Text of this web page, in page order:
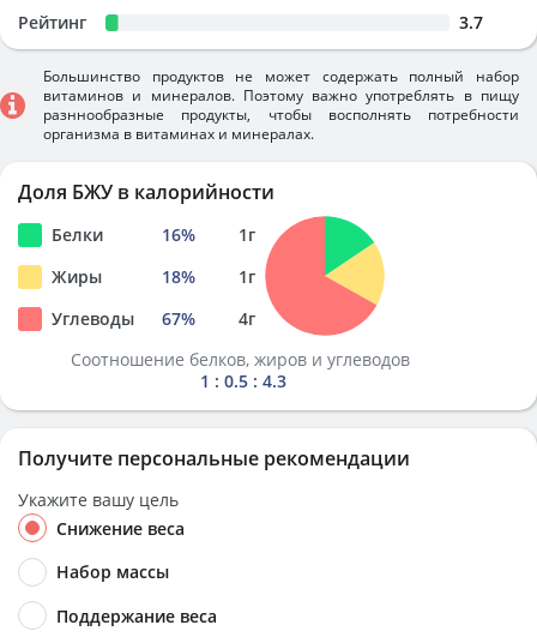
Рейтинг 3.7
Большинство продуктов не может содержать полный набор
витаминов и минералов. Поэтому важно употреблять в пищу
разннообразные продукты, чтобы восполнять потребности
организма в витаминах и минералах.
Доля БЖУ в калорийности
Белки 16% 1г
Жиры
18% 1г
Углеводы
67% 4г
Соотношение белков, жиров и углеводов
1 : 0.5 : 4.3
Получите персональные рекомендации
Укажите вашу цель
Снижение веса
Набор массы
Поддержание веса